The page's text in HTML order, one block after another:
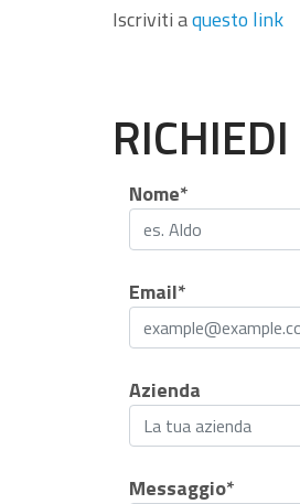
Iscriviti aquesto link
Nome*
Email*
Azienda
Messaggio*